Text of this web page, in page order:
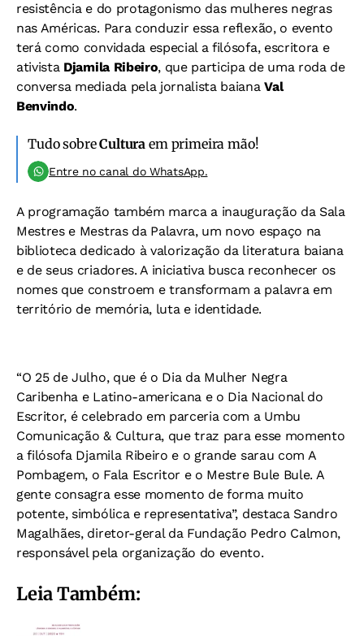
resistência e do protagonismo das mulheres negras
nas Américas. Para conduzir essa reflexão, o evento
terá como convidada especial a filósofa, escritora e
ativista Djamila Ribeiro, que participa de uma roda de
conversa mediada pela jornalista baianaVal
Benvindo.
Tudo sobreCultura em primeira mão!
Entre no canal do WhatsApp.
A programação também marca a inauguração da Sala
Mestres e Mestras da Palavra, um novo espaço na
biblioteca dedicado à valorização da literatura baiana
e de seus criadores. A iniciativa busca reconhecer os
nomes que constroem e transformam a palavra em
território de memória, luta e identidade.
“O 25 de Julho, que é o Dia da Mulher Negra
Caribenha e Latino-americana e o Dia Nacional do
Escritor, é celebrado em parceria com a Umbu
Comunicação & Cultura, que traz para esse momento
a filósofa Djamila Ribeiro e o grande sarau com A
Pombagem, o Fala Escritor e o Mestre Bule Bule. A
gente consagra esse momento de forma muito
potente, simbólica e representativa”, destaca Sandro
Magalhães, diretor-geral da Fundação Pedro Calmon,
responsável pela organização do evento.
Leia Também: